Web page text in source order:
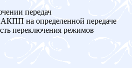
передач
на определенной передаче
переключения режимов